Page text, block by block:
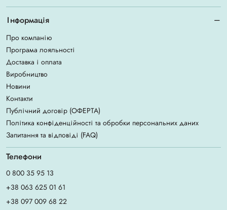
Інформація
Про компанію
Програма лояльності
Доставка і оплата
Виробництво
Новини
Контакти
Публічний договір (ОФЕРТА)
Політика конфіденційності та обробки персональних даних
Запитання та відповіді (FAQ)
Телефони
0 800 35 95 13
+38 063 625 01 61
+38 097 009 68 22